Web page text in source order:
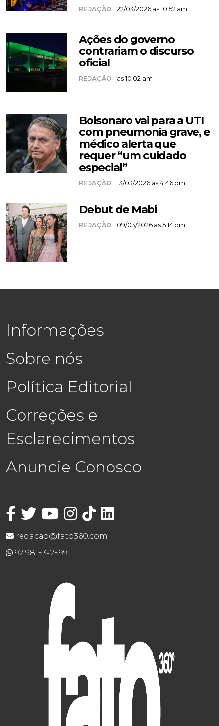
REDAÇÃO 22/03/2026 as 10:52 am
Ações do governo
contrariam o discurso
oficial
REDAÇÃO as 10:02 am
Bolsonaro vai para a UTI
com pneumonia grave, e
médico alerta que
requer “um cuidado
especial”
REDAÇÃO 13/03/2026 as 4:46 pm
Debut de Mabi
REDAÇÃO 09/03/2026 as 5:14 pm
Informações
Sobre nós
Política Editorial
Correções e
Esclarecimentos
Anuncie Conosco
redacao@fato360.com
92 98153-2599